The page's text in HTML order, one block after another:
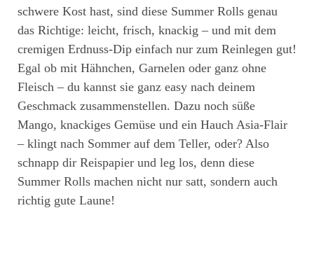
schwere Kost hast, sind diese Summer Rolls genau
das Richtige: leicht, frisch, knackig – und mit dem
cremigen Erdnuss-Dip einfach nur zum Reinlegen gut!
Egal ob mit Hähnchen, Garnelen oder ganz ohne
Fleisch – du kannst sie ganz easy nach deinem
Geschmack zusammenstellen. Dazu noch süße
Mango, knackiges Gemüse und ein Hauch Asia-Flair
– klingt nach Sommer auf dem Teller, oder? Also
schnapp dir Reispapier und leg los, denn diese
Summer Rolls machen nicht nur satt, sondern auch
richtig gute Laune!